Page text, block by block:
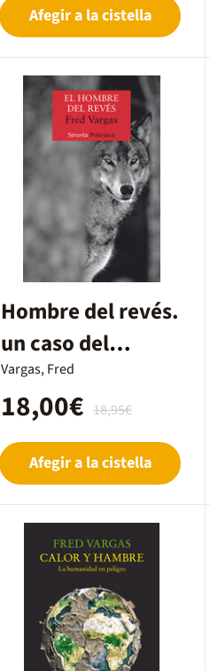
Afegir a la cistella
Hombre del revés.
un caso del
comisario
Vargas, Fred
18,95€
18,00€
Afegir a la cistella